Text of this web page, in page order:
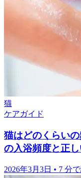
猫
ケアガイド
猫はどのくらい
の入浴頻度と正
2026年3月3日 • 7 分